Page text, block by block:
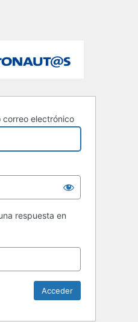
correo electrónico
respuesta en